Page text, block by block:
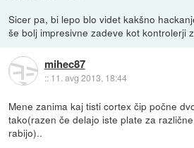
Sicer pa, bi lepo blo videt kakšno
še bolj impresivne zadeve kot kontrolerji
mihec87
:: 11. avg 2013, 18:44
Mene zanima kaj tisti cortex čip počne
tako(razen če delajo iste plate za
rabijo)..